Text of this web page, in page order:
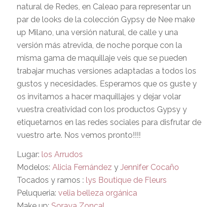
natural de Redes, en Caleao para representar un
par de looks de la colección Gypsy de Nee make
up Milano, una versión natural, de calle y una
versión más atrevida, de noche porque con la
misma gama de maquillaje veis que se pueden
trabajar muchas versiones adaptadas a todos los
gustos y necesidades. Esperamos que os guste y
os invitamos a hacer maquillajes y dejar volar
vuestra creatividad con los productos Gypsy y
etiquetarnos en las redes sociales para disfrutar de
vuestro arte. Nos vemos pronto!!!!
Lugar: los Arrudos
Modelos: Alicia Fernández y Jennifer Cocaño
Tocados y ramos : lys Boutique de Fleurs
Peluqueria: velia belleza orgánica